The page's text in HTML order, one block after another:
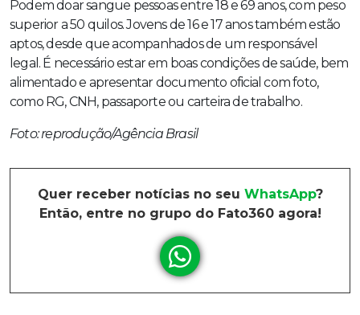
Podem doar sangue pessoas entre 18 e 69 anos, com peso
superior a 50 quilos. Jovens de 16 e 17 anos também estão
aptos, desde que acompanhados de um responsável
legal. É necessário estar em boas condições de saúde, bem
alimentado e apresentar documento oficial com foto,
como RG, CNH, passaporte ou carteira de trabalho.
Foto: reprodução/Agência Brasil
Quer receber notícias no seu WhatsApp?
Então, entre no grupo do Fato360 agora!